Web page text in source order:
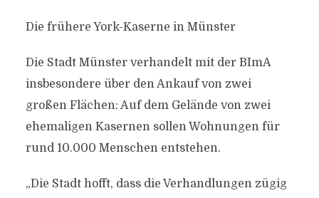
Die frühere York-Kaserne in Münster
Die Stadt Münster verhandelt mit der BImA
insbesondere über den Ankauf von zwei
großen Flächen: Auf dem Gelände von zwei
ehemaligen Kasernen sollen Wohnungen für
rund 10.000 Menschen entstehen.
„Die Stadt hofft, dass die Verhandlungen zügig